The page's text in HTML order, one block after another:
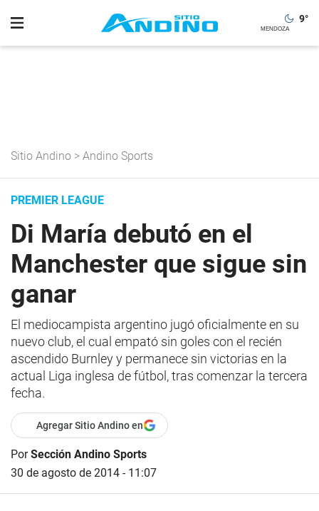
9°
Sitio Andino > Andino Sports
PREMIER LEAGUE
Di María debutó en el
Manchester que sigue sin
ganar
El mediocampista argentino jugó oficialmente en su
nuevo club, el cual empató sin goles con el recién
ascendido Burnley y permanece sin victorias en la
actual Liga inglesa de fútbol, tras comenzar la tercera
fecha.
Agregar Sitio Andino en
PorSección Andino Sports
30 de agosto de 2014 - 11:07